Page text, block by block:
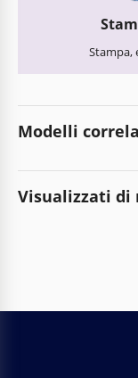
Stampa,
Modelli
Visualizzati di